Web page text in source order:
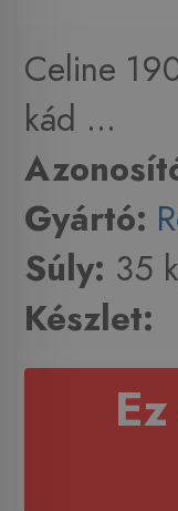
Celine
kád ...
Gyártó:
Súly: 35
Készlet: